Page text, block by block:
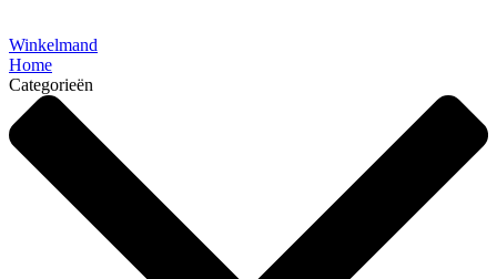
Winkelmand
Home
Categorieën